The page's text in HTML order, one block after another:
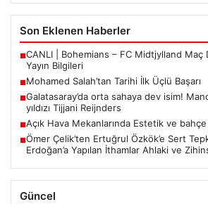
Son Eklenen Haberler
■CANLI | Bohemians – FC Midtjylland Maç
Yayın Bilgileri
■Mohamed Salah’tan Tarihi İlk Üçlü Başarı
■Galatasaray’da orta sahaya dev isim!
yıldızı Tijjani Reijnders
■Açık Hava Mekanlarında Estetik ve
■Ömer Çelik’ten Ertuğrul Özkök’e Sert
Erdoğan’a Yapılan İthamlar Ahlaki ve
Güncel